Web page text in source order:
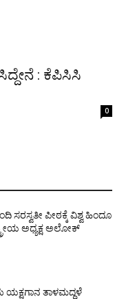
: ಕೆಪಿಸಿಸಿ
0
ಸರಸ್ವತೀ ಪೀಠಕ್ಕೆ ವಿಶ್ವ ಹಿಂದೂ
ಅಧ್ಯಕ್ಷ ಅಲೋಕ್
ಯಕ್ಷಗಾನ ತಾಳಮದ್ದಳೆ